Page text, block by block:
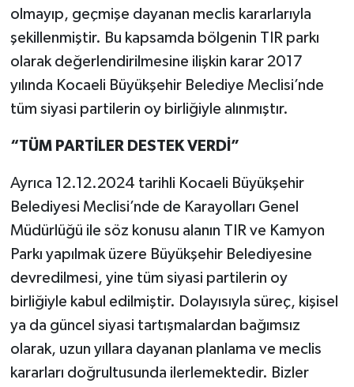
olmayıp, geçmişe dayanan meclis kararlarıyla
şekillenmiştir. Bu kapsamda bölgenin TIR parkı
olarak değerlendirilmesine ilişkin karar 2017
yılında Kocaeli Büyükşehir Belediye Meclisi’nde
tüm siyasi partilerin oy birliğiyle alınmıştır.
“TÜM PARTİLER DESTEK VERDİ”
Ayrıca 12.12.2024 tarihli Kocaeli Büyükşehir
Belediyesi Meclisi’nde de Karayolları Genel
Müdürlüğü ile söz konusu alanın TIR ve Kamyon
Parkı yapılmak üzere Büyükşehir Belediyesine
devredilmesi, yine tüm siyasi partilerin oy
birliğiyle kabul edilmiştir. Dolayısıyla süreç, kişisel
ya da güncel siyasi tartışmalardan bağımsız
olarak, uzun yıllara dayanan planlama ve meclis
kararları doğrultusunda ilerlemektedir. Bizler